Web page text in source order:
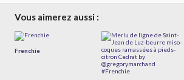
Vous aimerez aussi :
Frenchie